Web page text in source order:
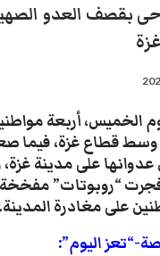
بقصف العدو
الخميس، أربعة
وسط قطاع غزة، فيما
على مدينة
“روبوتات” مفخخة
على مغادرة المدينة.
“تعز اليوم”: